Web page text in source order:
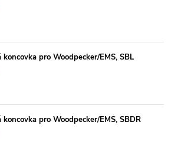
pro Woodpecker/EMS, SBL
pro Woodpecker/EMS, SBDR